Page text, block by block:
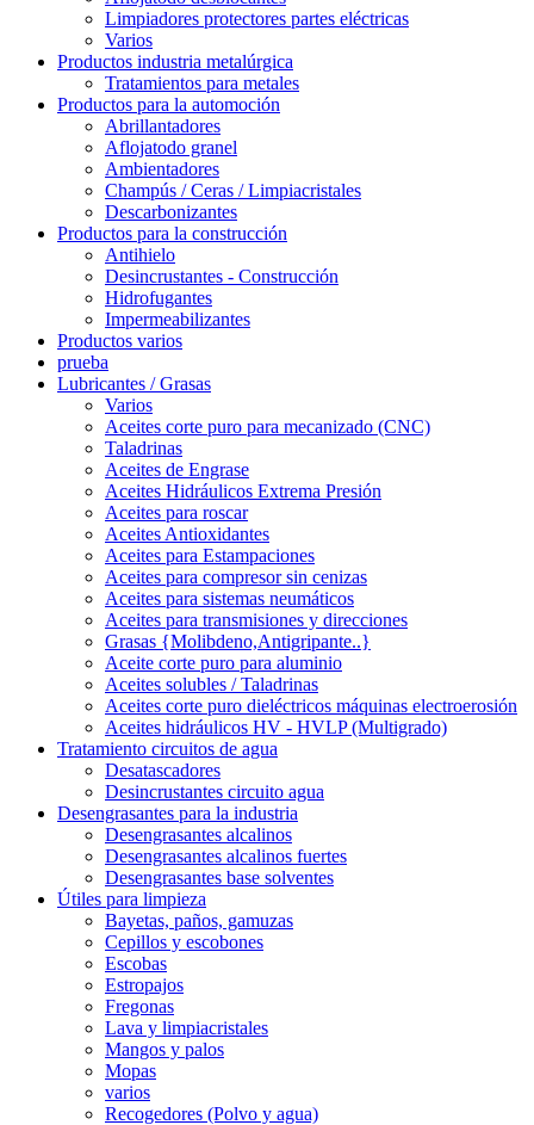
Limpiadores protectores partes eléctricas
Varios
Productos industria metalúrgica
Tratamientos para metales
Productos para la automoción
Abrillantadores
Aflojatodo granel
Ambientadores
Champús / Ceras / Limpiacristales
Descarbonizantes
Productos para la construcción
Antihielo
Desincrustantes - Construcción
Hidrofugantes
Impermeabilizantes
Productos varios
prueba
Lubricantes / Grasas
Varios
Aceites corte puro para mecanizado (CNC)
Taladrinas
Aceites de Engrase
Aceites Hidráulicos Extrema Presión
Aceites para roscar
Aceites Antioxidantes
Aceites para Estampaciones
Aceites para compresor sin cenizas
Aceites para sistemas neumáticos
Aceites para transmisiones y direcciones
Grasas {Molibdeno,Antigripante..}
Aceite corte puro para aluminio
Aceites solubles / Taladrinas
Aceites corte puro dieléctricos máquinas electroerosión
Aceites hidráulicos HV - HVLP (Multigrado)
Tratamiento circuitos de agua
Desatascadores
Desincrustantes circuito agua
Desengrasantes para la industria
Desengrasantes alcalinos
Desengrasantes alcalinos fuertes
Desengrasantes base solventes
Útiles para limpieza
Bayetas, paños, gamuzas
Cepillos y escobones
Escobas
Estropajos
Fregonas
Lava y limpiacristales
Mangos y palos
Mopas
varios
Recogedores (Polvo y agua)